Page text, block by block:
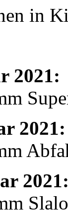
in
2021:
2021: